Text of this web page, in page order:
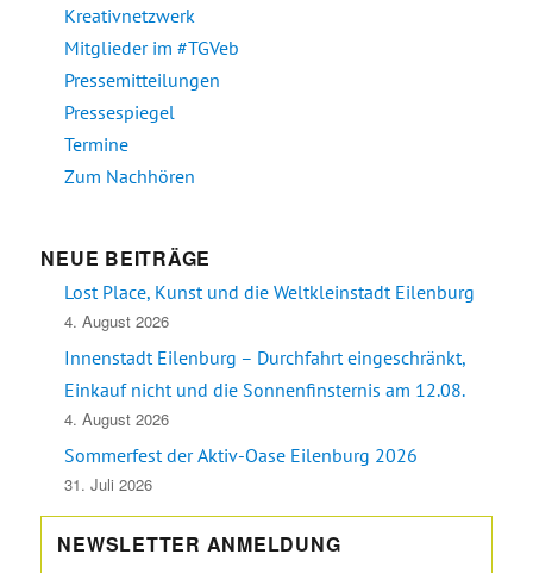
Kreativnetzwerk
Mitglieder im #TGVeb
Pressemitteilungen
Pressespiegel
Termine
Zum Nachhören
NEUE BEITRÄGE
Lost Place, Kunst und die Weltkleinstadt Eilenburg
4. August 2026
Innenstadt Eilenburg – Durchfahrt eingeschränkt,
Einkauf nicht und die Sonnenfinsternis am 12.08.
4. August 2026
Sommerfest der Aktiv-Oase Eilenburg 2026
31. Juli 2026
NEWSLETTER ANMELDUNG